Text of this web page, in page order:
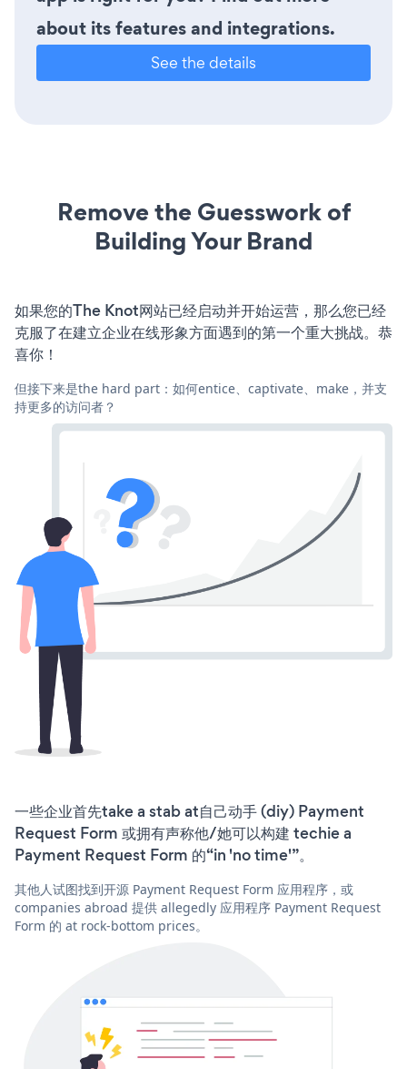
about its features and integrations.
See the details
Remove the Guesswork of
Building Your Brand
如果您的The Knot网站已经启动并开始运营，那么您已经
克服了在建立企业在线形象方面遇到的第一个重大挑战。恭
喜你！
但接下来是the hard part：如何entice、captivate、make，并支
持更多的访问者？
一些企业首先take a stab at自己动手 (diy) Payment
Request Form 或拥有声称他/她可以构建 techie a
Payment Request Form 的“in 'no time'”。
其他人试图找到开源 Payment Request Form 应用程序，或
companies abroad 提供 allegedly 应用程序 Payment Request
Form 的 at rock-bottom prices。